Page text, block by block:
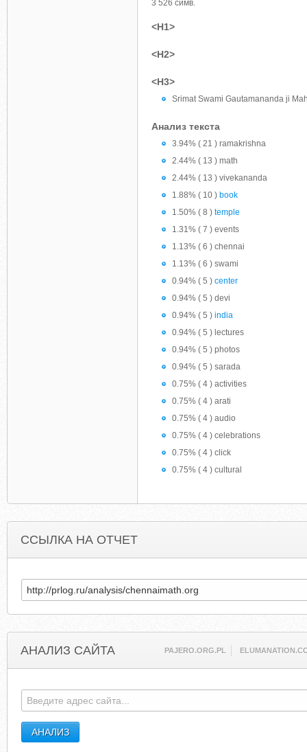
3 526 симв.
<H1>
<H2>
<H3>
Srimat Swami Gautamananda ji
Анализ текста
3.94% ( 21 ) ramakrishna
2.44% ( 13 ) math
2.44% ( 13 ) vivekananda
1.88% ( 10 ) book
1.50% ( 8 ) temple
1.31% ( 7 ) events
1.13% ( 6 ) chennai
1.13% ( 6 ) swami
0.94% ( 5 ) center
0.94% ( 5 ) devi
0.94% ( 5 ) india
0.94% ( 5 ) lectures
0.94% ( 5 ) photos
0.94% ( 5 ) sarada
0.75% ( 4 ) activities
0.75% ( 4 ) arati
0.75% ( 4 ) audio
0.75% ( 4 ) celebrations
0.75% ( 4 ) click
0.75% ( 4 ) cultural
ССЫЛКА НА ОТЧЕТ
АНАЛИЗ САЙТА PAJERO.ORG.PL